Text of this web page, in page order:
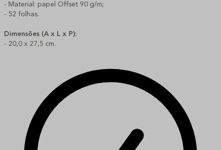
- Material: papel Offset 90 g/m;
- 52 folhas.
Dimensões (A x L x P):
- 20,0 x 27,5 cm.